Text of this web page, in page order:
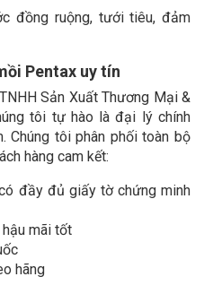
đồng ruộng, tưới tiêu, đảm
Pentax uy tín
Sản Xuất Thương Mại &
tôi tự hào là đại lý chính
Chúng tôi phân phối toàn bộ
hàng cam kết:
đầy đủ giấy tờ chứng minh
hậu mãi tốt
hãng